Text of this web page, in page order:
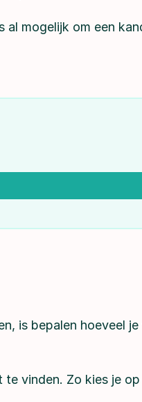
al mogelijk om een
is bepalen hoeveel
vinden. Zo kies je